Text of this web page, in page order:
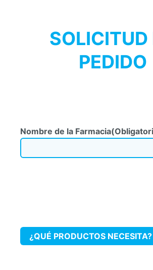
SOLICITUD
PEDIDO
Nombre de la Farmacia
¿QUÉ PRODUCTOS NECESITA?